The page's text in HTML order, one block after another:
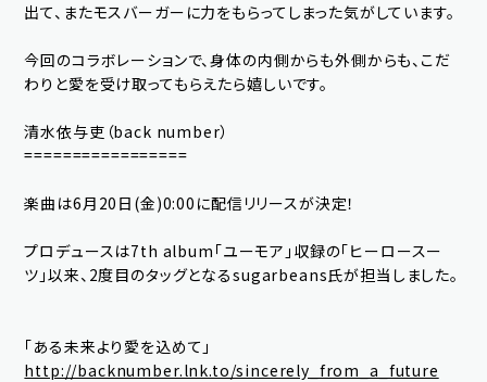
movie&radio
room #783
lyrics search
special
play room
出て、またモスバーガーに力をもらってしまった気がしています。
今回のコラボレーションで、身体の内側からも外側からも、こだ
わりと愛を受け取ってもらえたら嬉しいです。
清水依与吏（back number）
=================
楽曲は6月20日(金)0:00に配信リリースが決定！
プロデュースは7th album「ユーモア」収録の「ヒーロースー
ツ」以来、2度目のタッグとなるsugarbeans氏が担当しました。
「ある未来より愛を込めて」
http://backnumber.lnk.to/sincerely_from_a_future